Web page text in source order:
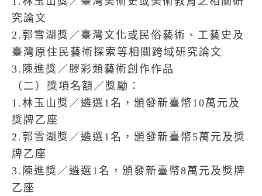
究論文
2.郭雪湖獎／臺灣文化或民俗藝術、工藝史及
臺灣原住民藝術探索等相關跨域研究論文
3.陳進獎／膠彩類藝術創作作品
（二）獎項名額／獎勵：
1.林玉山獎／遴選1名，頒發新臺幣10萬元及
獎牌乙座
2.郭雪湖獎／遴選1名，頒發新臺幣5萬元及獎
牌乙座
3.陳進獎／遴選1名，頒發新臺幣8萬元及獎牌
乙座